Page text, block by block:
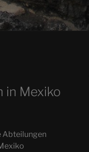
in Mexiko
Abteilungen